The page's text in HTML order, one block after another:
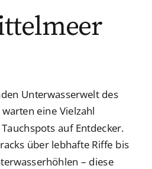
Unterwasserwelt des
eine Vielzahl
auf Entdecker.
über lebhafte Riffe bis
– diese